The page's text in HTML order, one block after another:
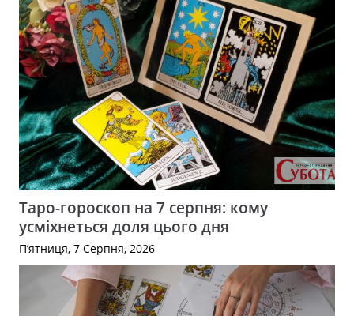
Таро-гороскоп на 7 серпня: кому
усміхнеться доля цього дня
П’ятниця, 7 Серпня, 2026